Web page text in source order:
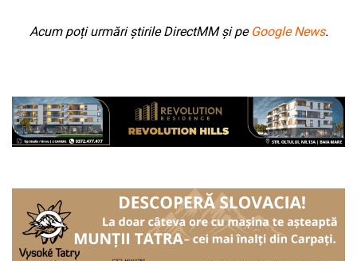
Acum poți urmări știrile DirectMM și pe Google News.